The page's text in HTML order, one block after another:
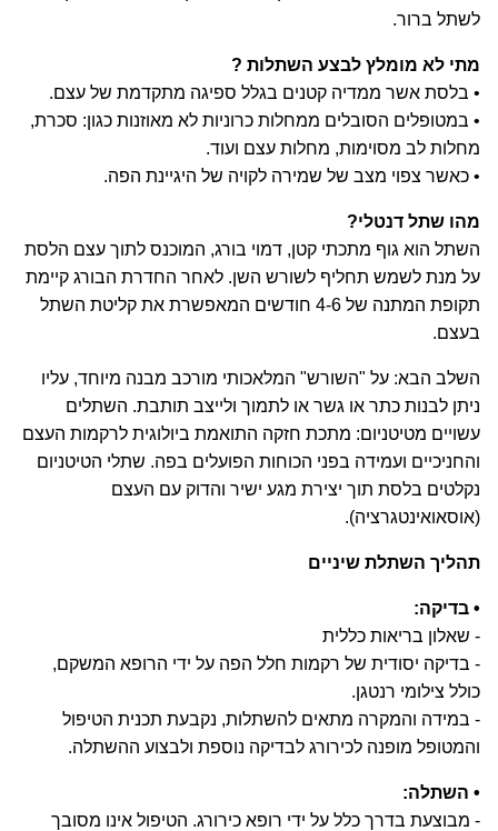
לשתל ברור.
מתי לא מומלץ לבצע השתלות ?
• בלסת אשר ממדיה קטנים בגלל ספיגה מתקדמת של עצם.
• במטופלים הסובלים ממחלות כרוניות לא מאוזנות כגון: סכרת,
מחלות לב מסוימות, מחלות עצם ועוד.
• כאשר צפוי מצב של שמירה לקויה של היגיינת הפה.
מהו שתל דנטלי?
השתל הוא גוף מתכתי קטן, דמוי בורג, המוכנס לתוך עצם הלסת
על מנת לשמש תחליף לשורש השן. לאחר החדרת הבורג קיימת
תקופת המתנה של 4-6 חודשים המאפשרת את קליטת השתל
בעצם.
השלב הבא: על "השורש" המלאכותי מורכב מבנה מיוחד, עליו
ניתן לבנות כתר או גשר או לתמוך ולייצב תותבת. השתלים
עשויים מטיטניום: מתכת חזקה התואמת ביולוגית לרקמות העצם
והחניכיים ועמידה בפני הכוחות הפועלים בפה. שתלי הטיטניום
נקלטים בלסת תוך יצירת מגע ישיר והדוק עם העצם
(אוסאואינטגרציה).
תהליך השתלת שיניים
• בדיקה:
- שאלון בריאות כללית
- בדיקה יסודית של רקמות חלל הפה על ידי הרופא המשקם,
כולל צילומי רנטגן.
- במידה והמקרה מתאים להשתלות, נקבעת תכנית הטיפול
והמטופל מופנה לכירורג לבדיקה נוספת ולבצוע ההשתלה.
• השתלה:
- מבוצעת בדרך כלל על ידי רופא כירורג. הטיפול אינו מסובך